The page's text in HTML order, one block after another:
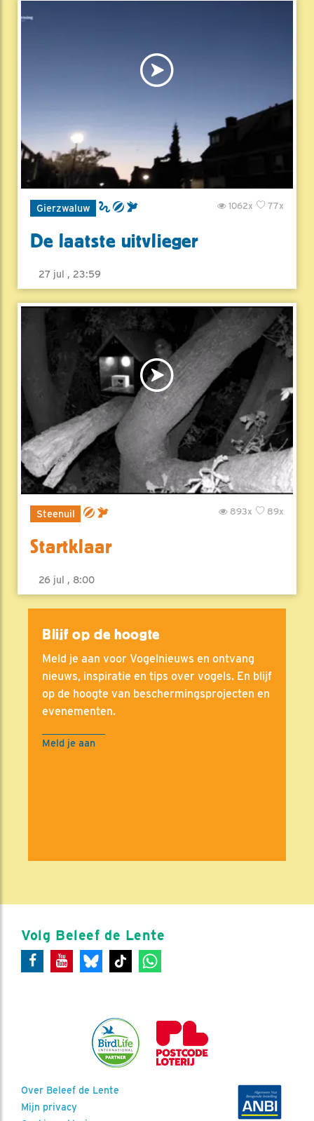
Gierzwaluw 77x
1062x
De laatste uitvlieger
27 jul , 23:59
Steenuil 89x
893x
Startklaar
26 jul , 8:00
Blijf op de hoogte
Meld je aan voor Vogelnieuws en ontvang
nieuws, inspiratie en tips over vogels. En blijf
op de hoogte van beschermingsprojecten en
evenementen.
Meld je aan
Volg Beleef de Lente
Over Beleef de Lente
Mijn privacy